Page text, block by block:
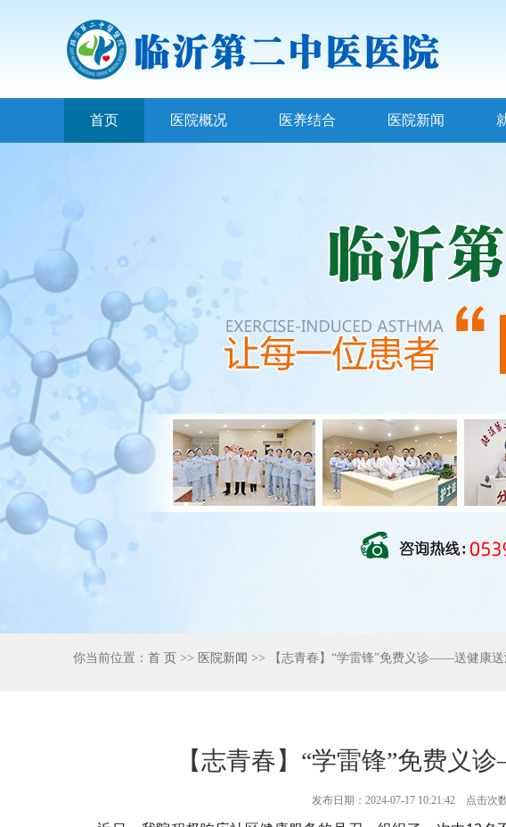
首页 医院概况 医养结合 医院新闻
你当前位置： 首 页 >> 医院新闻 >> 【志青春】“学雷锋”免费义诊——送健康送
【志青春】“学雷锋”免费义
发布日期：2024-07-17 10:21:42 点击次